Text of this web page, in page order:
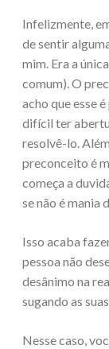
Infelizmente,
de sentir
mim. Era a
comum). O
acho que esse
difícil ter
resolvê-lo.
preconceito é
começa a
se não é mania
Isso acaba
pessoa não
desânimo na
sugando as
Nesse caso,